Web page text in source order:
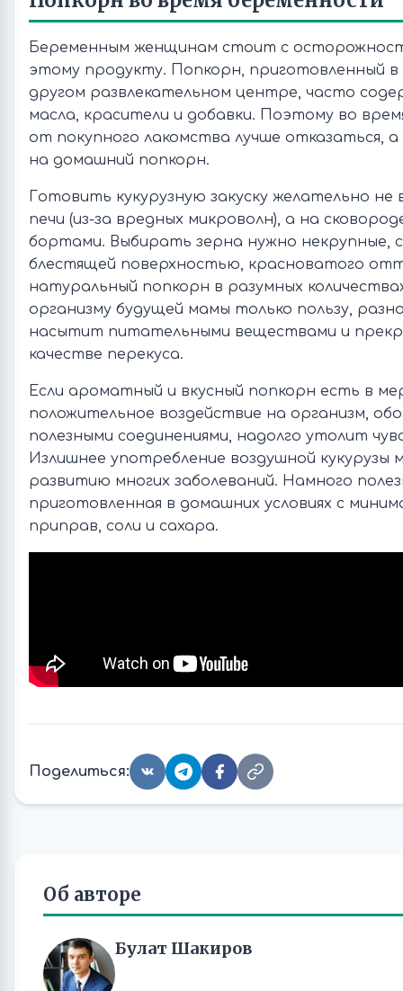
Беременным женщинам стоит с
этому продукту. Попкорн, приготовленный
другом развлекательном центре, часто
масла, красители и добавки. Поэтому во
от покупного лакомства лучше отказаться,
на домашний попкорн.
Готовить кукурузную закуску желательно не
печи (из-за вредных микроволн), а на
бортами. Выбирать зерна нужно некрупные, с
блестящей поверхностью, красноватого
натуральный попкорн в разумных
организму будущей мамы только пользу,
насытит питательными веществами и
качестве перекуса.
Если ароматный и вкусный попкорн есть в
положительное воздействие на организм,
полезными соединениями, надолго утолит
Излишнее употребление воздушной кукурузы
развитию многих заболеваний. Намного
приготовленная в домашних условиях с
приправ, соли и сахара.
Поделиться:
Об авторе
Булат Шакиров